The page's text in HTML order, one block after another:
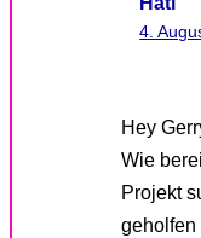
4.
Hey
Wie
Projekt
geholfen